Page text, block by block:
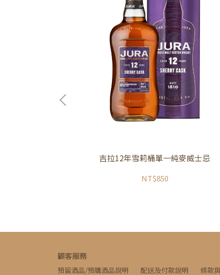
吉拉12年雪莉桶單一純麥威士忌
NT$850
顧客服務
預留酒品/預購酒品說明 配送及付款說明 條款